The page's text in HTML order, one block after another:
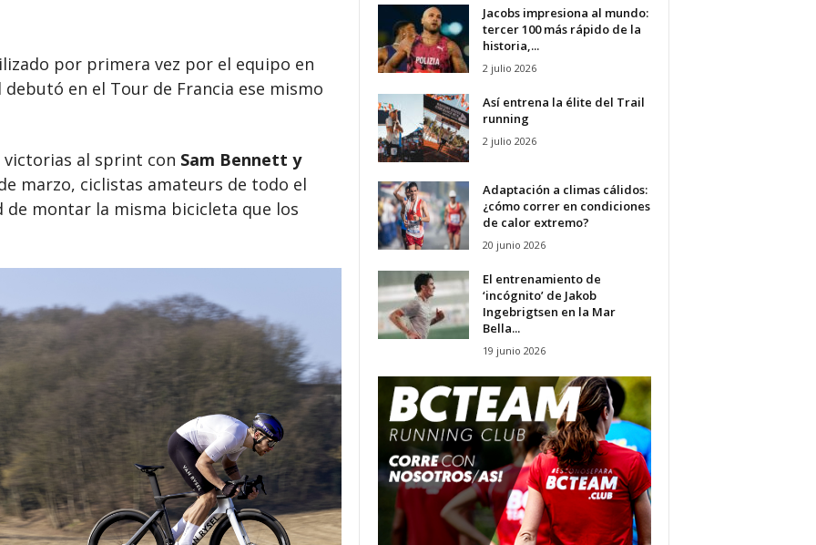
por primera vez por el equipo en
en el Tour de Francia ese mismo
victorias al sprint con Sam Bennett y
marzo, ciclistas amateurs de todo el
montar la misma bicicleta que los
Jacobs impresiona al mundo:
tercer 100 más rápido de la
historia,...
2 julio 2026
Así entrena la élite del Trail
running
2 julio 2026
Adaptación a climas cálidos:
¿cómo correr en condiciones
de calor extremo?
20 junio 2026
El entrenamiento de
‘incógnito’ de Jakob
Ingebrigtsen en la Mar
Bella...
19 junio 2026